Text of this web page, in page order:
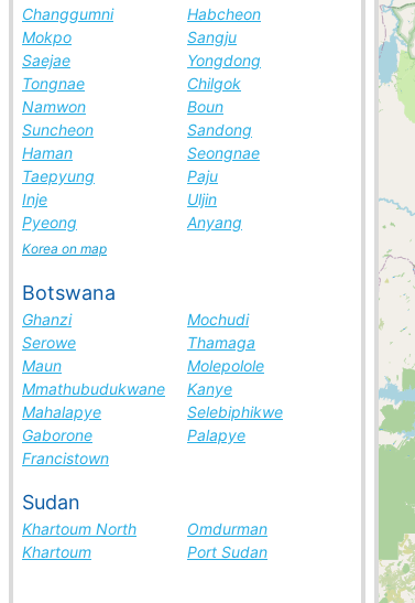
Changgumni
Habcheon
Mokpo
Sangju
Saejae
Yongdong
Tongnae
Chilgok
Namwon
Boun
Suncheon
Sandong
Haman
Seongnae
Taepyung
Paju
Inje
Uljin
Pyeong
Anyang
Korea on map
Botswana
Ghanzi
Mochudi
Serowe
Thamaga
Maun
Molepolole
Mmathubudukwane
Kanye
Mahalapye
Selebiphikwe
Gaborone
Palapye
Francistown
Sudan
Khartoum North
Omdurman
Khartoum
Port Sudan